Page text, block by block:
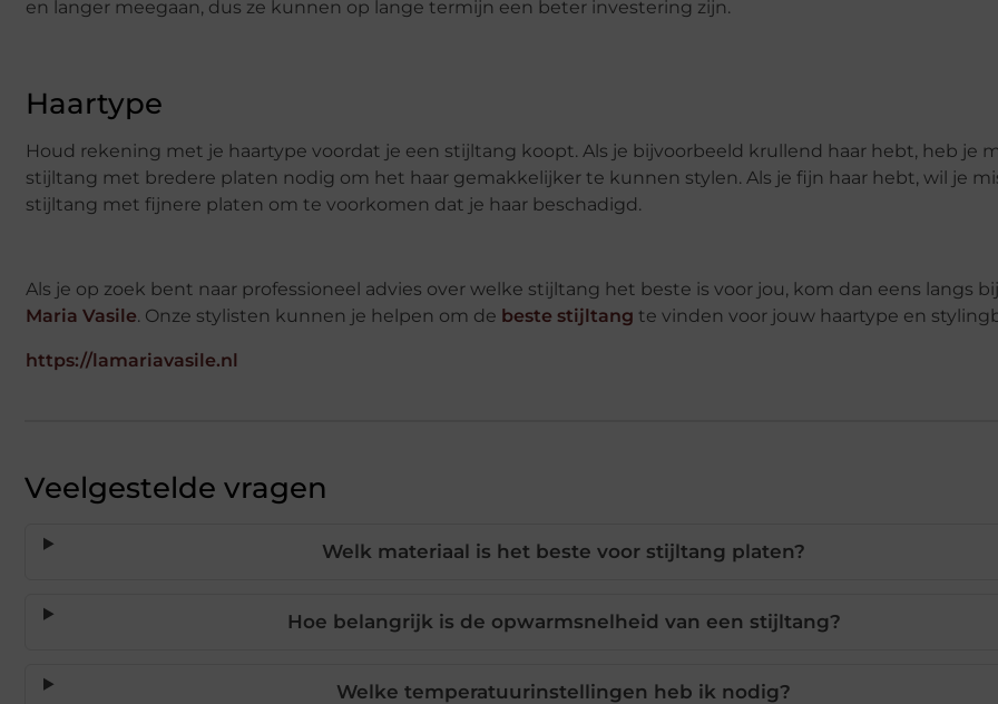
en langer meegaan, dus ze kunnen op lange termijn een beter investering zijn.
Haartype
Houd rekening met je haartype voordat je een stijltang koopt. Als je bijvoorbeeld krullend haar hebt, heb je
stijltang met bredere platen nodig om het haar gemakkelijker te kunnen stylen. Als je fijn haar hebt, wil je
stijltang met fijnere platen om te voorkomen dat je haar beschadigd.
Als je op zoek bent naar professioneel advies over welke stijltang het beste is voor jou, kom dan eens langs bij
Maria Vasile. Onze stylisten kunnen je helpen om de beste stijltang te vinden voor jouw haartype en
https://lamariavasile.nl
Veelgestelde vragen
Welk materiaal is het beste voor stijltang platen?
Hoe belangrijk is de opwarmsnelheid van een stijltang?
Welke temperatuurinstellingen heb ik nodig?